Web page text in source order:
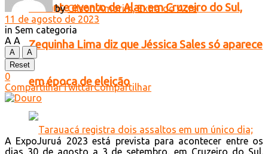
Durante evento de Alan em Cruzeiro do Sul,
Zequinha Lima diz que Jéssica Sales só aparece
em época de eleição
by Gilson Amorim, Extra do Acre
11 de agosto de 2023
in Sem categoria
A A
A
A
Reset
0
CompartilharTwittarCompartilhar
A ExpoJuruá 2023 está prevista para acontecer entre os
dias 30 de agosto a 3 de setembro, em Cruzeiro do Sul.